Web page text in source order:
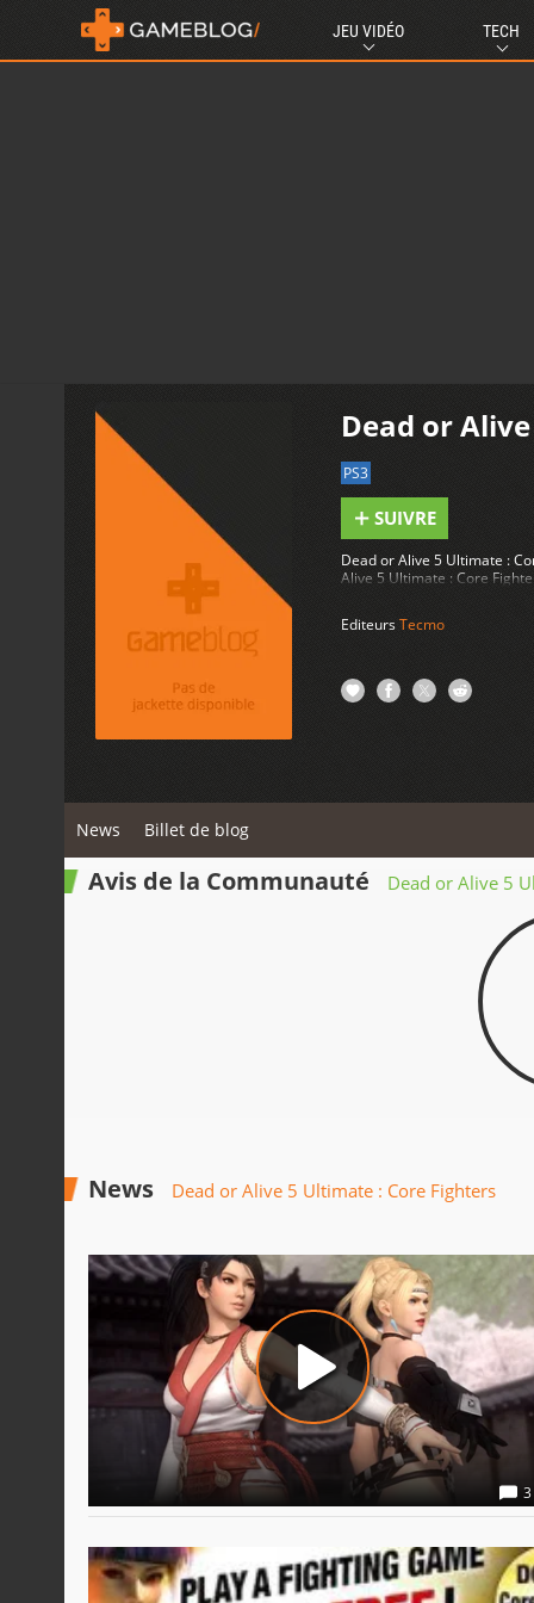
JEU VIDÉO TECH
Dead or
PS3
SUIVRE
Dead or Alive 5 Ultimate :
Alive 5 Ultimate : Core
EditeursTecmo
News Billet de blog
Avis de la Communauté Dead or Alive 5
News Dead or Alive 5 Ultimate : Core Fighters
3